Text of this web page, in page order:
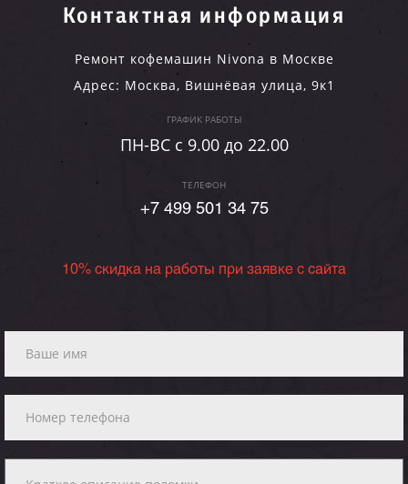
Контактная информация
Ремонт кофемашин Nivona в Москве
Адрес: Москва, Вишнёвая улица, 9к1
ГРАФИК РАБОТЫ
ПН-ВC c 9.00 до 22.00
ТЕЛЕФОН
+7 499 501 34 75
10% скидка на работы при заявке с сайта